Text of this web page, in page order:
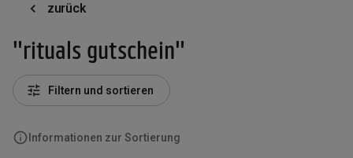
zurück
"rituals gutschein"
Informationen zur Sortierung
Filtern und sortieren